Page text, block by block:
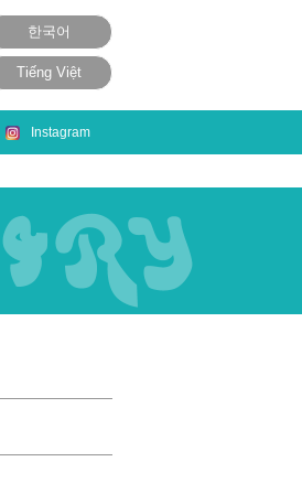
한국어
Tiếng Việt
Instagram